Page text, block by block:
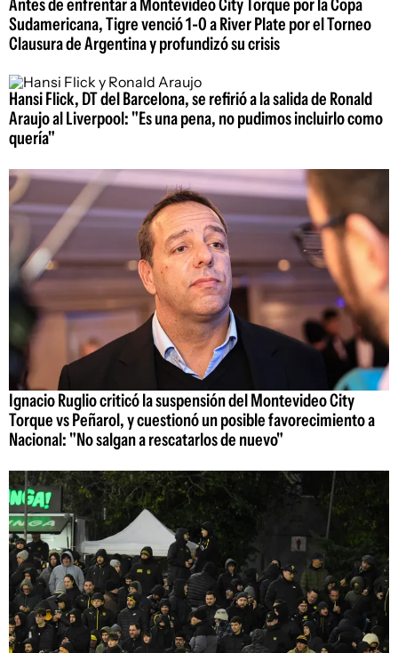
Antes de enfrentar a Montevideo City Torque por la Copa
Sudamericana, Tigre venció 1-0 a River Plate por el Torneo
Clausura de Argentina y profundizó su crisis
Hansi Flick, DT del Barcelona, se refirió a la salida de Ronald
Araujo al Liverpool: "Es una pena, no pudimos incluirlo como
quería"
Ignacio Ruglio criticó la suspensión del Montevideo City
Torque vs Peñarol, y cuestionó un posible favorecimiento a
Nacional: "No salgan a rescatarlos de nuevo"